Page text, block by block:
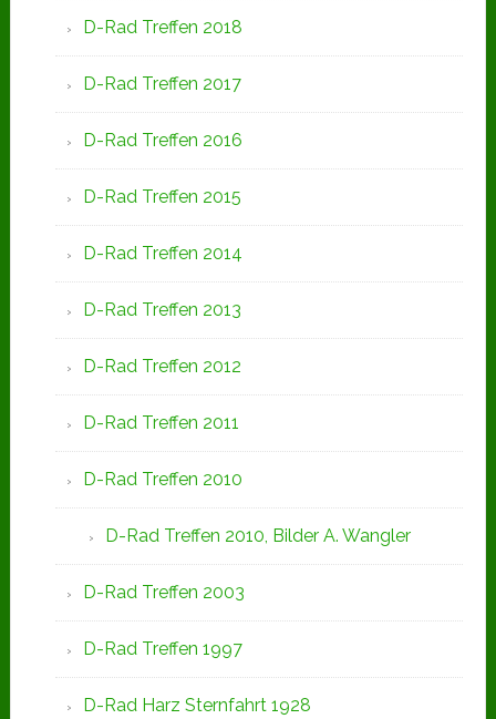
D-Rad Treffen 2018
D-Rad Treffen 2017
D-Rad Treffen 2016
D-Rad Treffen 2015
D-Rad Treffen 2014
D-Rad Treffen 2013
D-Rad Treffen 2012
D-Rad Treffen 2011
D-Rad Treffen 2010
D-Rad Treffen 2010, Bilder A. Wangler
D-Rad Treffen 2003
D-Rad Treffen 1997
D-Rad Harz Sternfahrt 1928